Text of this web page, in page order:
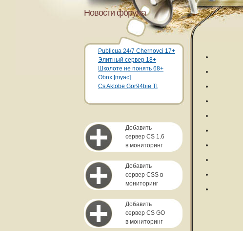
Новости форума
Publicua 24/7 Chernovci 17+
Элитный сервер 18+
Школоте не понять 68+
Obnx [myac]
Cs Aktobe Gor94bie Tt
Добавить
сервер CS 1.6
в мониторинг
Добавить
сервер CSS в
мониторинг
Добавить
сервер CS GO
в мониторинг